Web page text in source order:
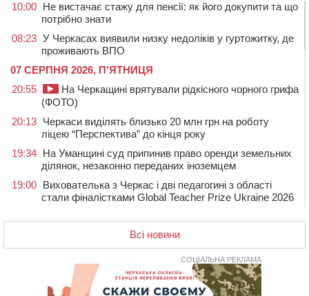
10:00 Не вистачає стажу для пенсії: як його докупити та що
потрібно знати
08:23 У Черкасах виявили низку недоліків у гуртожитку, де
проживають ВПО
07 СЕРПНЯ 2026, П'ЯТНИЦЯ
20:55
На Черкащині врятували рідкісного чорного грифа
(ФОТО)
20:13 Черкаси виділять близько 20 млн грн на роботу
ліцею “Перспектива” до кінця року
19:34 На Уманщині суд припинив право оренди земельних
ділянок, незаконно переданих іноземцем
19:00 Вихователька з Черкас і дві педагогині з області
стали фіналістками Global Teacher Prize Ukraine 2026
закрили сезон літнього табору для людей поважного
“Це страшна несправедливість”: мати хворого на
СМА 13-річного хлопця із Драбівщини просить
ОВА виділити кошти на дороговартісні ліки
Всі новини
СОЦІАЛЬНА РЕКЛАМА